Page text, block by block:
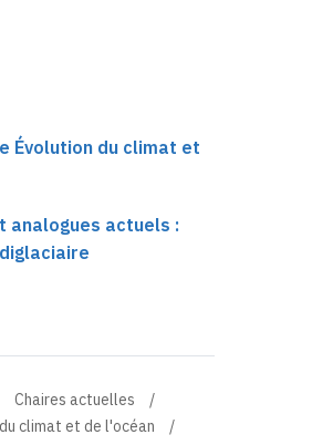
Évolution du climat et
analogues actuels :
Chaires actuelles
climat et de l'océan